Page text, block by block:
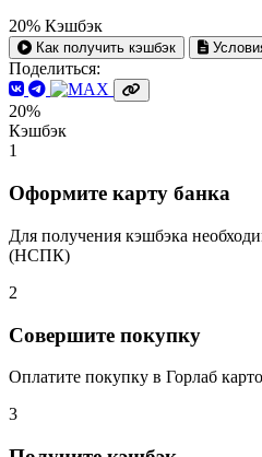
20% Кэшбэк
Как получить кэшбэк
Поделиться:
20%
Кэшбэк
1
Оформите карту банка
Для получения кэшбэка
(НСПК)
2
Совершите покупку
Оплатите покупку в Горлаб
3